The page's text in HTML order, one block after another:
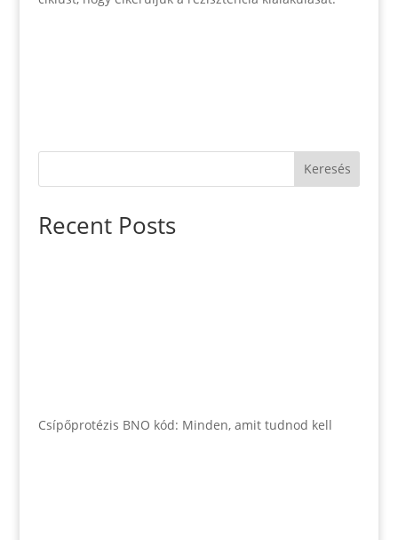
Keresés
Recent Posts
Csípőprotézis BNO kód: Minden, amit tudnod kell